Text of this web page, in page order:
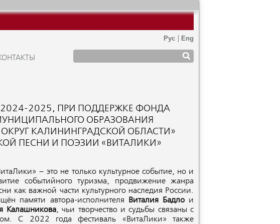
2025, ПРИ ПОДДЕРЖКЕ ФОНДА
ОБРАЗОВАНИЯ
КАЛИНИНГРАДСКОЙ ОБЛАСТИ»
ПЕСНИ И ПОЭЗИИ «ВИТАЛИКИ»
– это не только культурное событие, но и
событийного туризма, продвижение жанра
как важной части культурного наследия России.
памяти автора-исполнителя
Виталия Бадло и
Калашникова, чьи творчество и судьбы связаны с
С 2022 года фестиваль «ВитаЛики» также